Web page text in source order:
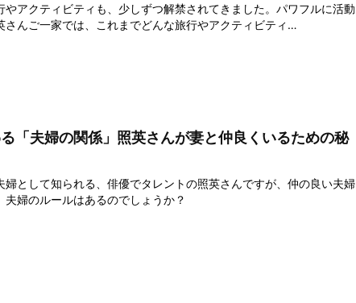
やアクティビティも、少しずつ解禁されてきました。パワフルに活動
さんご一家では、これまでどんな旅行やアクティビティ…
「夫婦の関係」照英さんが妻と仲良くいるための秘
婦として知られる、俳優でタレントの照英さんですが、仲の良い夫婦
婦のルールはあるのでしょうか？